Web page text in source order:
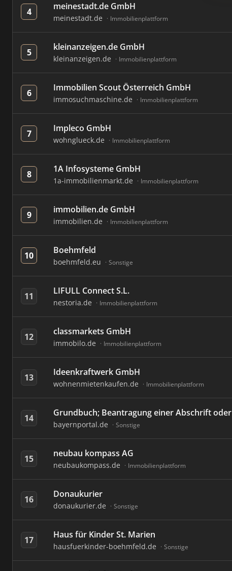
4 meinestadt.de GmbH
meinestadt.de Immobilienplattform
5 kleinanzeigen.de GmbH
kleinanzeigen.de Immobilienplattform
6 Immobilien Scout Österreich GmbH
immosuchmaschine.de Immobilienplattform
7 Impleco GmbH
wohnglueck.de Immobilienplattform
8 1A Infosysteme GmbH
1a-immobilienmarkt.de Immobilienplattform
9 immobilien.de GmbH
immobilien.de Immobilienplattform
10 Boehmfeld
boehmfeld.eu Sonstige
11 LIFULL Connect S.L.
nestoria.de Immobilienplattform
12 classmarkets GmbH
immobilo.de Immobilienplattform
13 Ideenkraftwerk GmbH
wohnenmietenkaufen.de Immobilienplattform
14 Grundbuch; Beantragung einer Abschrift
bayernportal.de Sonstige
15 neubau kompass AG
neubaukompass.de Immobilienplattform
16 Donaukurier
donaukurier.de Sonstige
17 Haus für Kinder St. Marien
hausfuerkinder-boehmfeld.de Sonstige